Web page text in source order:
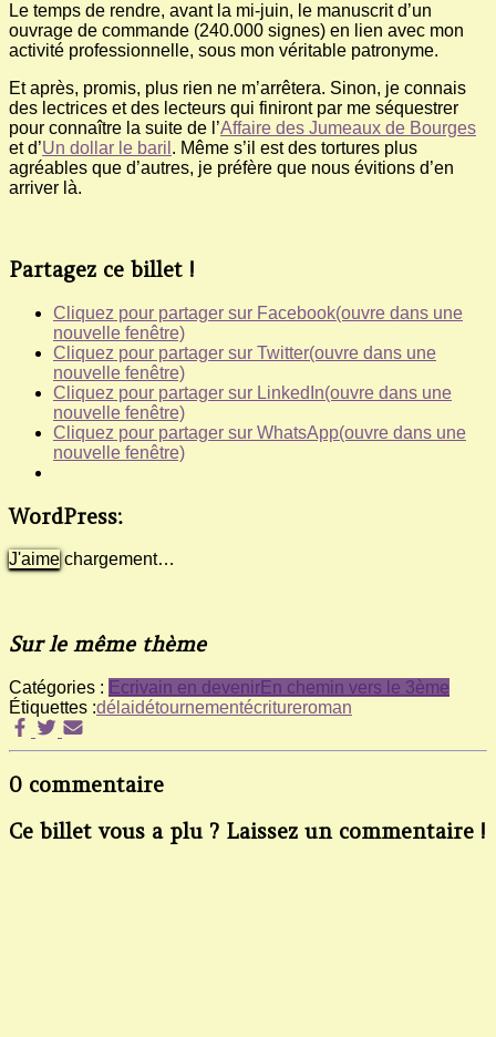
Le temps de rendre, avant la mi-juin, le manuscrit d’un
ouvrage de commande (240.000 signes) en lien avec mon
activité professionnelle, sous mon véritable patronyme.
Et après, promis, plus rien ne m’arrêtera. Sinon, je connais
des lectrices et des lecteurs qui finiront par me séquestrer
pour connaître la suite de l’Affaire des Jumeaux de Bourges
et d’Un dollar le baril . Même s’il est des tortures plus
agréables que d’autres, je préfère que nous évitions d’en
arriver là.
Partagez ce billet !
Cliquez pour partager sur Facebook(ouvre dans une
nouvelle fenêtre)
Cliquez pour partager sur Twitter(ouvre dans une
nouvelle fenêtre)
Cliquez pour partager sur LinkedIn(ouvre dans une
nouvelle fenêtre)
Cliquez pour partager sur WhatsApp(ouvre dans une
nouvelle fenêtre)
WordPress:
J'aime chargement…
Sur le même thème
Catégories : Ecrivain en devenirEn chemin vers le 3ème
Étiquettes :délaidétournementécritureroman
0 commentaire
Ce billet vous a plu ? Laissez un commentaire !